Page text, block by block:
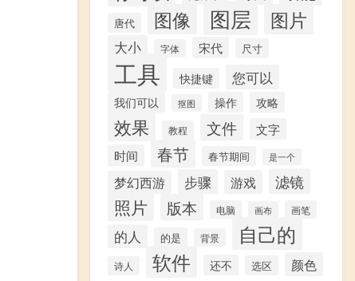
唐代 图像 图层 图片
大小 字体 宋代 尺寸
工具 快捷键 您可以
我们可以 抠图 操作 攻略
效果 教程 文件
文字
时间
春节 春节期间 是一个
梦幻西游 步骤 游戏 滤镜
照片 版本 电脑 画布 画笔
的人 的是 背景 自己的
诗人 软件 还不 选区 颜色